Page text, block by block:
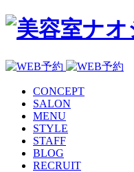
CONCEPT
SALON
MENU
STYLE
STAFF
BLOG
RECRUIT